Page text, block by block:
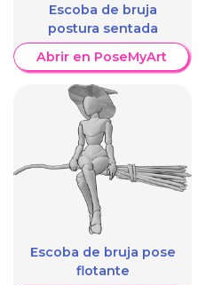
Escoba de bruja
postura sentada
Abrir en PoseMyArt
Escoba de bruja pose
flotante